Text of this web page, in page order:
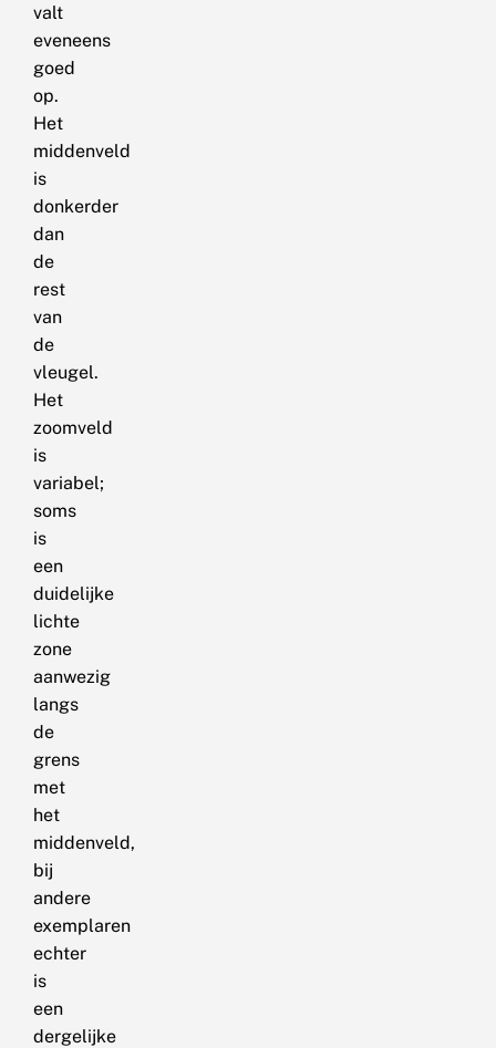
valt
eveneens
goed
op.
Het
middenveld
is
donkerder
dan
de
rest
van
de
vleugel.
Het
zoomveld
is
variabel;
soms
is
een
duidelijke
lichte
zone
aanwezig
langs
de
grens
met
het
middenveld,
bij
andere
exemplaren
echter
is
een
dergelijke